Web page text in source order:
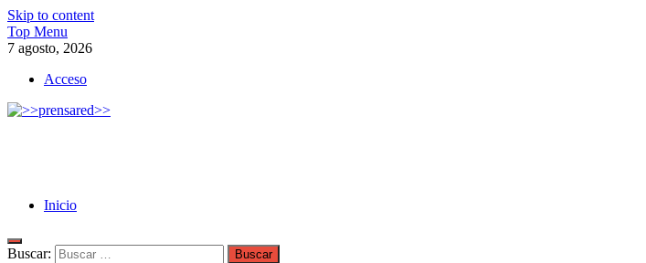
Skip to content
Top Menu
7 agosto, 2026
Acceso
Inicio
Buscar: